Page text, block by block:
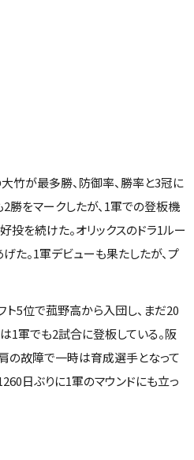
竹が最多勝、防御率、勝率と3冠に
勝をマークしたが、1軍での登板機
を続けた。オリックスのドラ1ルー
た。1軍デビューも果たしたが、プ
5位で菰野高から入団し、まだ20
1軍でも2試合に登板している。阪
の故障で一時は育成選手となって
日ぶりに1軍のマウンドにも立っ